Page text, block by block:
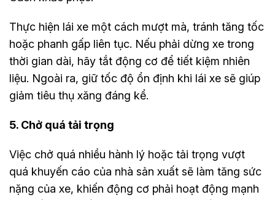
Thực hiện lái xe một cách mượt mà, tránh tăng tốc
hoặc phanh gấp liên tục. Nếu phải dừng xe trong
thời gian dài, hãy tắt động cơ để tiết kiệm nhiên
liệu. Ngoài ra, giữ tốc độ ổn định khi lái xe sẽ giúp
giảm tiêu thụ xăng đáng kể.
5. Chở quá tải trọng
Việc chở quá nhiều hành lý hoặc tải trọng vượt
quá khuyến cáo của nhà sản xuất sẽ làm tăng sức
nặng của xe, khiến động cơ phải hoạt động mạnh